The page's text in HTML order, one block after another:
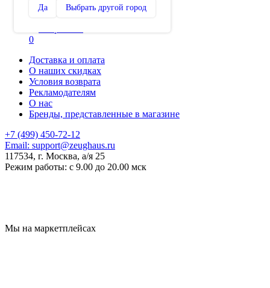
Да Выбрать другой город
Сравнение
0
Доставка и оплата
О наших скидках
Условия возврата
Рекламодателям
О нас
Бренды, представленные в магазине
+7 (499) 450-72-12
Email: support@zeughaus.ru
117534, г. Москва, а/я 25
Режим работы: с 9.00 до 20.00 мск
Мы на маркетплейсах